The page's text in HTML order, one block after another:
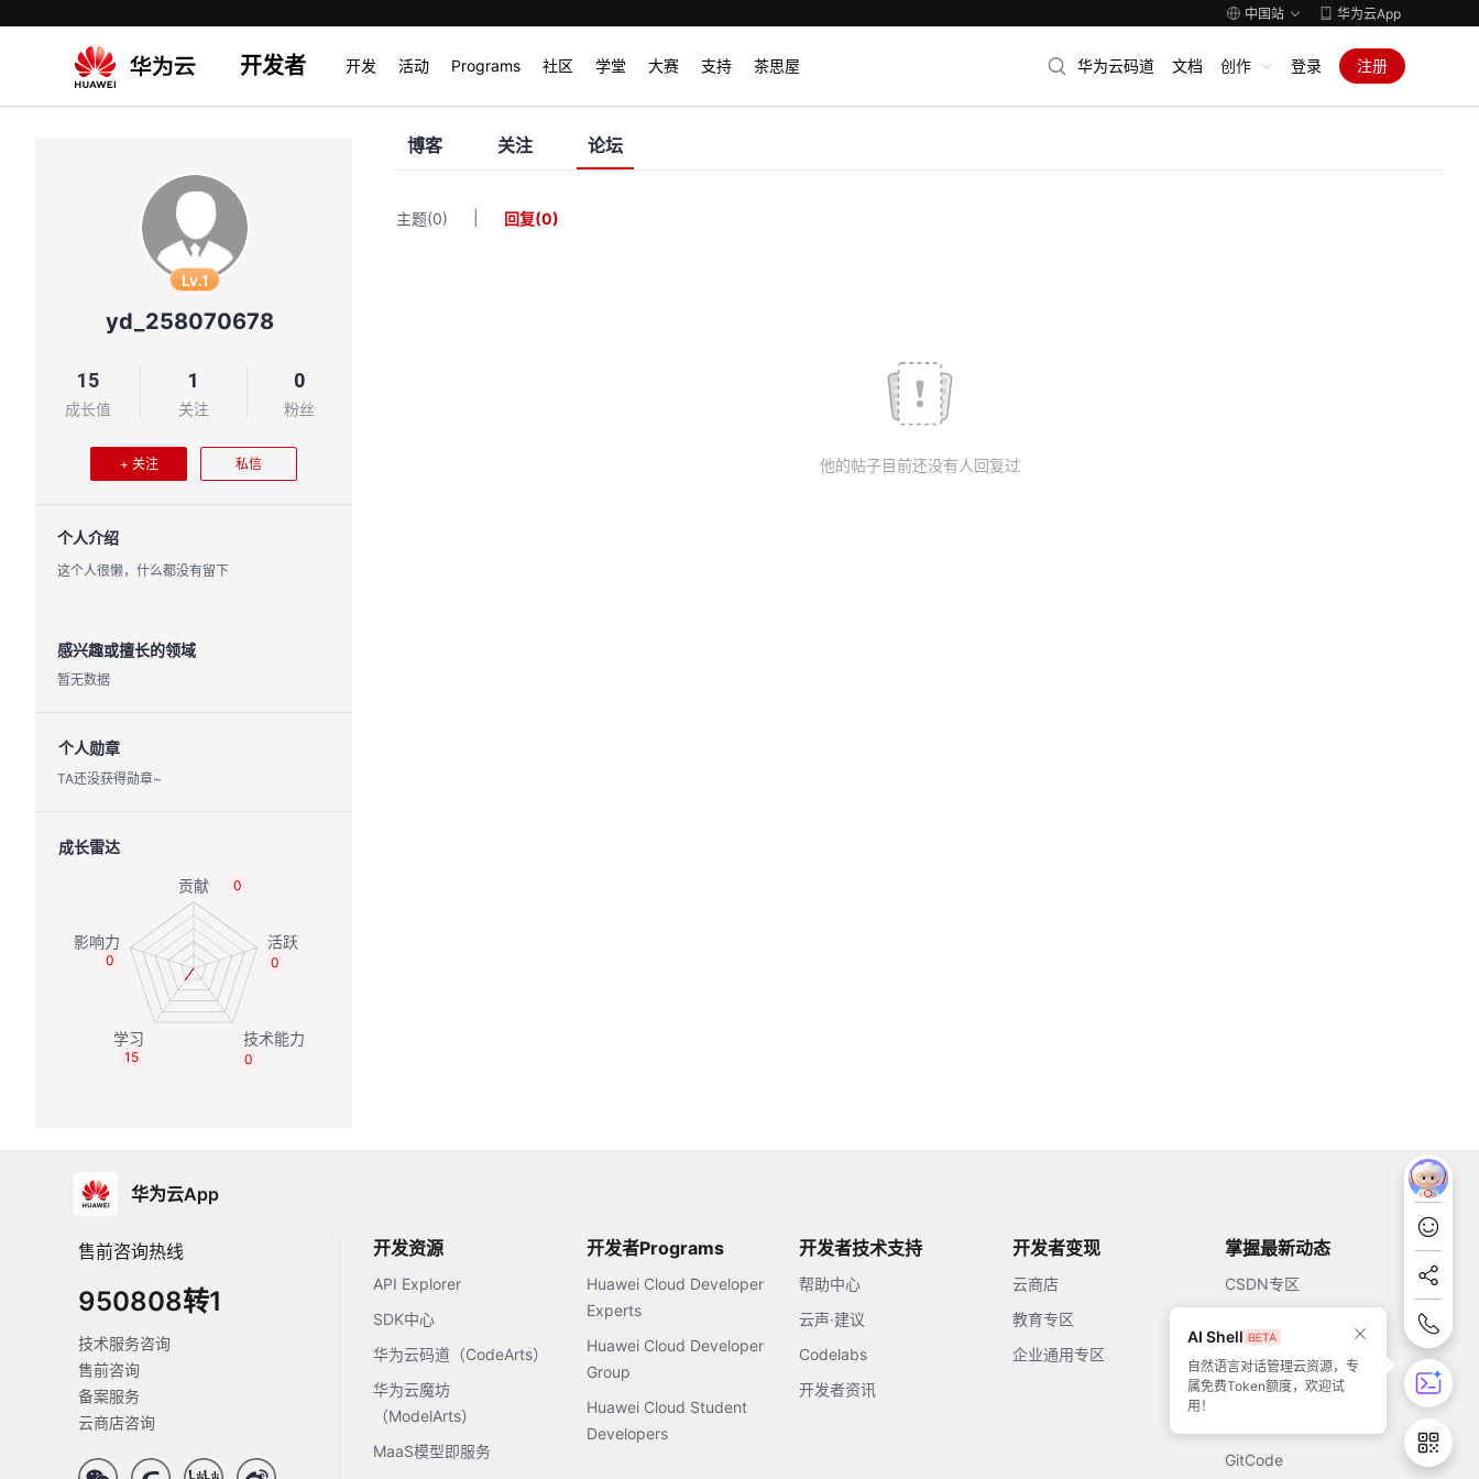
中国站 华为云App
开发者 开发 活动 Programs 社区 学堂 大赛 支持 茶思屋 华为云码道 文档 创作 登录 注册
Lv.1
yd_258070678
15
成长值
1
关注
0
粉丝
+ 关注 私信
个人介绍
这个人很懒，什么都没有留下
感兴趣或擅长的领域
暂无数据
个人勋章
TA还没获得勋章~
成长雷达
0
0
0
15
0
博客 关注 论坛
主题(0) 回复(0)
他的帖子目前还没有人回复过
华为云App
售前咨询热线
950808转1
技术服务咨询
售前咨询
备案服务
云商店咨询
开发资源
API Explorer
SDK中心
华为云码道（CodeArts）
华为云魔坊
（ModelArts）
MaaS模型即服务
开发者Programs
Huawei Cloud Developer
Experts
Huawei Cloud Developer
Group
Huawei Cloud Student
Developers
开发者技术支持
帮助中心
云声·建议
Codelabs
开发者资讯
开发者变现
云商店
教育专区
企业通用专区
掌握最新动态
CSDN专区
51CTO
GitCode
AI Shell
自然语言对话管理云资源，专
属免费Token额度，欢迎试
用！